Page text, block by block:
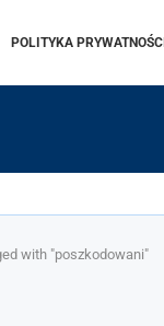
POLITYKA PRYWATNOŚCI
with "poszkodowani"